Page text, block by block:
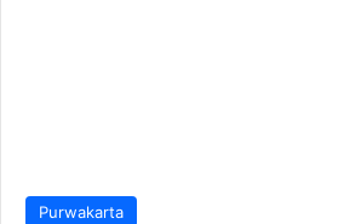
Purwakarta